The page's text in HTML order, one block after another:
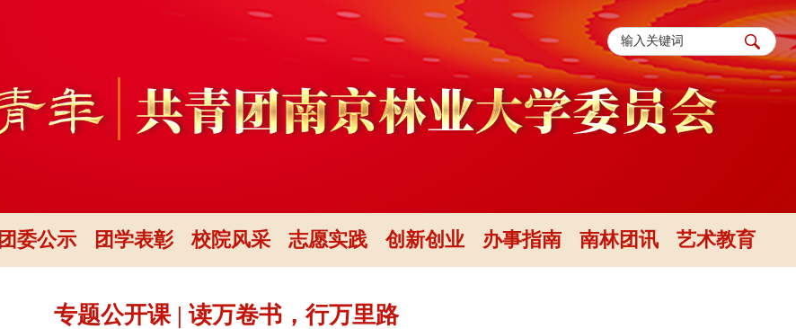
团委公示 团学表彰 校院风采 志愿实践 创新创业 办事指南 南林团讯 艺术教育
专题公开课 | 读万卷书，行万里路